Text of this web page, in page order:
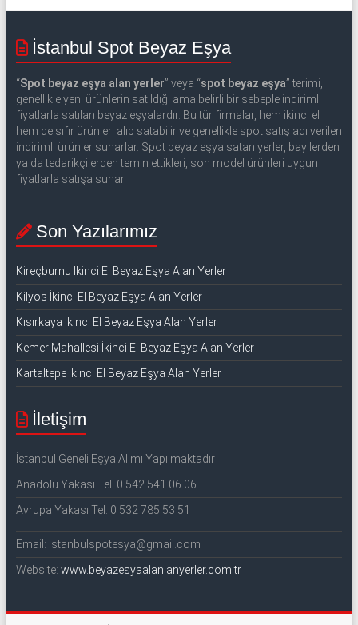
İstanbul Spot Beyaz Eşya
“Spot beyaz eşya alan yerler” veya “spot beyaz eşya” terimi,
genellikle yeni ürünlerin satıldığı ama belirli bir sebeple indirimli
fiyatlarla satılan beyaz eşyalardır. Bu tür firmalar, hem ikinci el
hem de sıfır ürünleri alıp satabilir ve genellikle spot satış adı verilen
indirimli ürünler sunarlar. Spot beyaz eşya satan yerler, bayilerden
ya da tedarikçilerden temin ettikleri, son model ürünleri uygun
fiyatlarla satışa sunar
Son Yazılarımız
Kireçburnu İkinci El Beyaz Eşya Alan Yerler
Kilyos İkinci El Beyaz Eşya Alan Yerler
Kısırkaya İkinci El Beyaz Eşya Alan Yerler
Kemer Mahallesi İkinci El Beyaz Eşya Alan Yerler
Kartaltepe İkinci El Beyaz Eşya Alan Yerler
İletişim
İstanbul Geneli Eşya Alımı Yapılmaktadır
Anadolu Yakası Tel: 0 542 541 06 06
Avrupa Yakası Tel: 0 532 785 53 51
Email: istanbulspotesya@gmail.com
Website: www.beyazesyaalanlanyerler.com.tr